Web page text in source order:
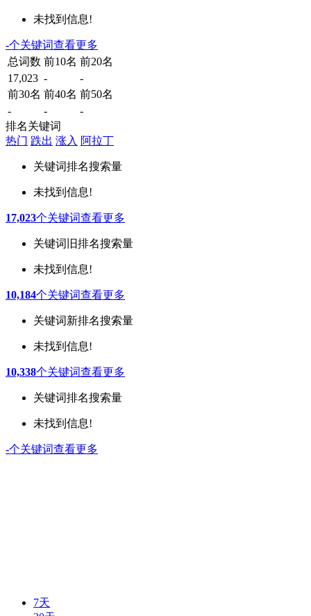
未找到信息!
-个关键词查看更多
总词数 前10名 前20名
17,023 -
-
前30名 前40名 前50名
-
-
-
排名关键词
热门 跌出 涨入 阿拉丁
关键词排名搜索量
未找到信息!
17,023个关键词查看更多
关键词 旧排名搜索量
未找到信息!
10,184个关键词查看更多
关键词新排名搜索量
未找到信息!
10,338个关键词查看更多
关键词排名搜索量
未找到信息!
-个关键词查看更多
7天